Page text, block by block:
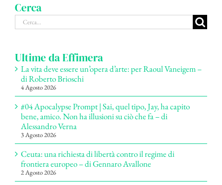
Cerca
Cerca
per:
Ultime da Effimera
La vita deve essere un’opera d’arte: per Raoul Vaneigem –
di Roberto Brioschi
4 Agosto 2026
#04 Apocalypse Prompt | Sai, quel tipo, Jay, ha capito
bene, amico. Non ha illusioni su ciò che fa – di
Alessandro Verna
3 Agosto 2026
Ceuta: una richiesta di libertà contro il regime di
frontiera europeo – di Gennaro Avallone
2 Agosto 2026